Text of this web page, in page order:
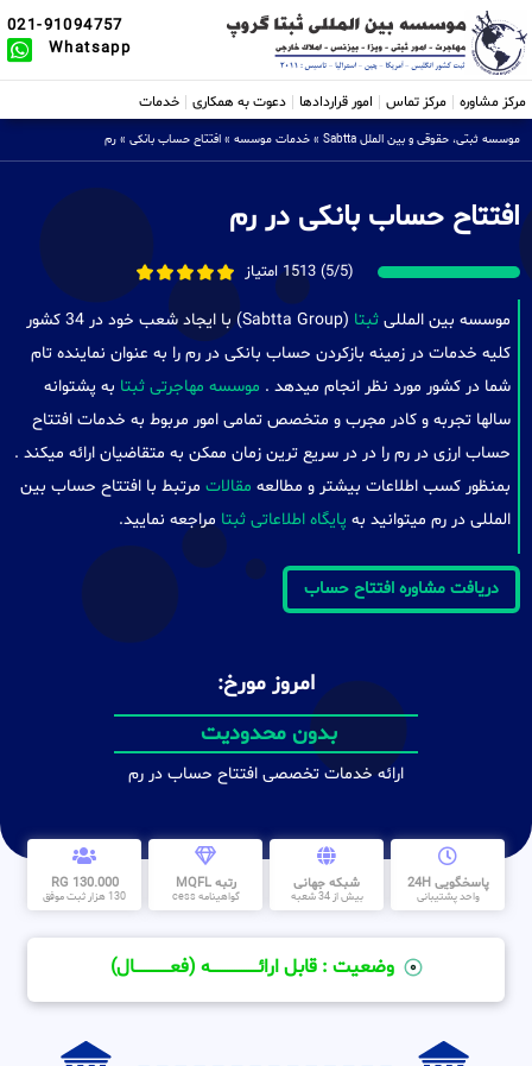
021-91094757
Whatsapp
مرکز مشاوره مرکز تماس امور قراردادها دعوت به همکاری خدمات
موسسه ثبتی، حقوقی و بین الملل Sabtta » خدمات موسسه » افتتاح حساب بانکی » رم
افتتاح حساب بانکی در رم
(5/5) 1513 امتیاز
موسسه بین المللی ثبتا
(Sabtta Group) با ایجاد شعب خود در 34 کشور
کلیه خدمات در زمینه بازکردن حساب بانکی در رم را به عنوان نماینده تام
شما در کشور مورد نظر انجام میدهد . موسسه مهاجرتی ثبتا به پشتوانه
سالها تجربه و کادر مجرب و متخصص تمامی امور مربوط به خدمات افتتاح
حساب ارزی در رم را در در سریع ترین زمان ممکن به متقاضیان ارائه میکند .
بمنظور کسب اطلاعات بیشتر و مطالعه مقالات مرتبط با افتتاح حساب بین
المللی در رم میتوانید به پایگاه اطلاعاتی ثبتا مراجعه نمایید.
دریافت مشاوره افتتاح حساب
امروز مورخ:
بدون محدودیت
ارائه خدمات تخصصی افتتاح حساب در رم
پاسخگویی 24H
واحد پشتیبانی
شبکه جهانی
بیش از 34 شعبه
رتبه MQFL
گواهینامه cess
130.000 RG
130 هزار ثبت موفق
وضعیت : قابل ارائــــــــــــــــــــه (فعـــــــــــــــال)